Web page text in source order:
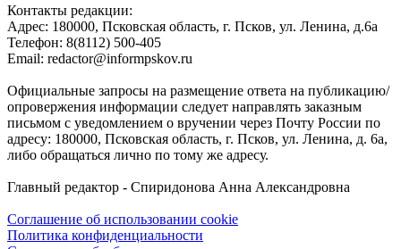
Контакты редакции:
Адреc: 180000, Псковская область, г. Псков, ул. Ленина, д.6а
Телефон: 8(8112) 500-405
Email: redactor@informpskov.ru
Официальные запросы на размещение ответа на публикацию/
опровержения информации следует направлять заказным
письмом с уведомлением о вручении через Почту России по
адресу: 180000, Псковская область, г. Псков, ул. Ленина, д. 6а,
либо обращаться лично по тому же адресу.
Главный редактор - Спиридонова Анна Александровна
Соглашение об использовании cookie
Политика конфиденциальности